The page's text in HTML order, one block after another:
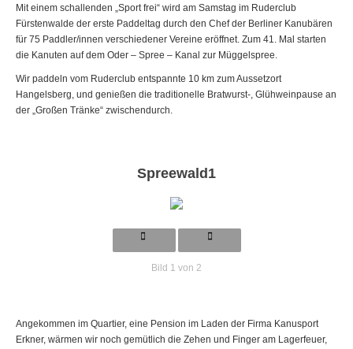
Mit einem schallenden „Sport frei“ wird am Samstag im Ruderclub
Fürstenwalde der erste Paddeltag durch den Chef der Berliner Kanubären
für 75 Paddler/innen verschiedener Vereine eröffnet. Zum 41. Mal starten
die Kanuten auf dem Oder – Spree – Kanal zur Müggelspree.
Wir paddeln vom Ruderclub entspannte 10 km zum Aussetzort
Hangelsberg, und genießen die traditionelle Bratwurst-, Glühweinpause an
der „Großen Tränke“ zwischendurch.
Spreewald1
Bild 1 von 2
Angekommen im Quartier, eine Pension im Laden der Firma Kanusport
Erkner, wärmen wir noch gemütlich die Zehen und Finger am Lagerfeuer,